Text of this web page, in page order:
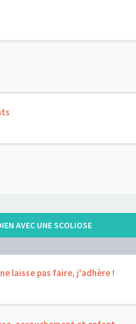
AVEC UNE SCOLIOSE
laisse pas faire, j'adhère !